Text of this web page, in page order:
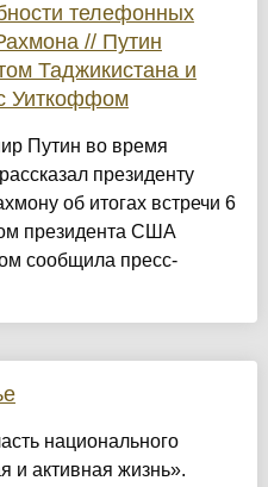
телефонных
// Путин
Таджикистана и
Уиткоффом
Путин во время
президенту
об итогах встречи 6
президента США
сообщила пресс-
национального
и активная жизнь».